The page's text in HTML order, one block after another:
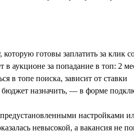
которую готовы заплатить за клик
в аукционе за попадание в топ: 2
в топе поиска, зависит от ставки
назначить, — в форме
настройками
невысокой, а вакансия не